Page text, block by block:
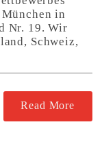
in
Nr. 19. Wir
Schweiz,
Read More